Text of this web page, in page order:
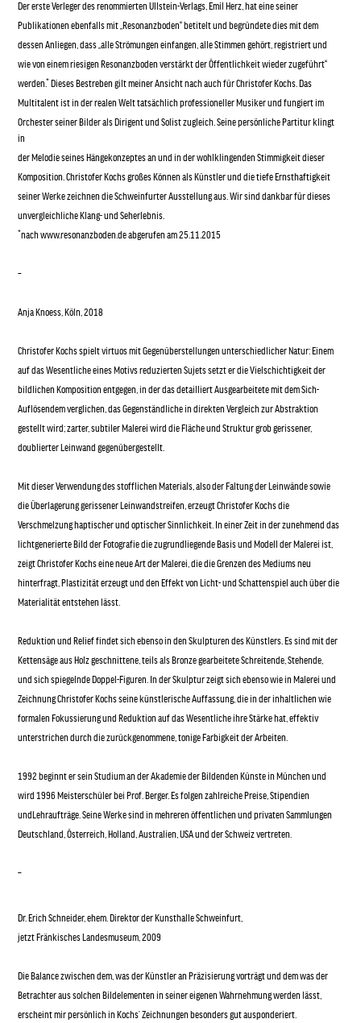
Der erste Verleger des renommierten Ullstein-Verlags, Emil Herz, hat eine seiner
Publikationen ebenfalls mit „Resonanzboden“ betitelt und begründete dies mit dem
dessen Anliegen, dass „alle Strömungen einfangen, alle Stimmen gehört, registriert und
wie von einem riesigen Resonanzboden verstärkt der Öffentlichkeit wieder zugeführt“
werden.* Dieses Bestreben gilt meiner Ansicht nach auch für Christofer Kochs. Das
Multitalent ist in der realen Welt tatsächlich professioneller Musiker und fungiert im
Orchester seiner Bilder als Dirigent und Solist zugleich. Seine persönliche Partitur klingt
in
der Melodie seines Hängekonzeptes an und in der wohlklingenden Stimmigkeit dieser
Komposition. Christofer Kochs großes Können als Künstler und die tiefe Ernsthaftigkeit
seiner Werke zeichnen die Schweinfurter Ausstellung aus. Wir sind dankbar für dieses
unvergleichliche Klang- und Seherlebnis.
*nach www.resonanzboden.de abgerufen am 25.11.2015
–
Anja Knoess, Köln, 2018
Christofer Kochs spielt virtuos mit Gegenüberstellungen unterschiedlicher Natur: Einem
auf das Wesentliche eines Motivs reduzierten Sujets setzt er die Vielschichtigkeit der
bildlichen Komposition entgegen, in der das detailliert Ausgearbeitete mit dem Sich-
Auflösendem verglichen, das Gegenständliche in direkten Vergleich zur Abstraktion
gestellt wird; zarter, subtiler Malerei wird die Fläche und Struktur grob gerissener,
doublierter Leinwand gegenübergestellt.
Mit dieser Verwendung des stofflichen Materials, also der Faltung der Leinwände sowie
die Überlagerung gerissener Leinwandstreifen, erzeugt Christofer Kochs die
Verschmelzung haptischer und optischer Sinnlichkeit. In einer Zeit in der zunehmend das
lichtgenerierte Bild der Fotografie die zugrundliegende Basis und Modell der Malerei ist,
zeigt Christofer Kochs eine neue Art der Malerei, die die Grenzen des Mediums neu
hinterfragt, Plastizität erzeugt und den Effekt von Licht- und Schattenspiel auch über die
Materialität entstehen lässt.
Reduktion und Relief findet sich ebenso in den Skulpturen des Künstlers. Es sind mit der
Kettensäge aus Holz geschnittene, teils als Bronze gearbeitete Schreitende, Stehende,
und sich spiegelnde Doppel-Figuren. In der Skulptur zeigt sich ebenso wie in Malerei und
Zeichnung Christofer Kochs seine künstlerische Auffassung, die in der inhaltlichen wie
formalen Fokussierung und Reduktion auf das Wesentliche ihre Stärke hat, effektiv
unterstrichen durch die zurückgenommene, tonige Farbigkeit der Arbeiten.
1992 beginnt er sein Studium an der Akademie der Bildenden Künste in München und
wird 1996 Meisterschüler bei Prof. Berger. Es folgen zahlreiche Preise, Stipendien
undLehraufträge. Seine Werke sind in mehreren öffentlichen und privaten Sammlungen
Deutschland, Österreich, Holland, Australien, USA und der Schweiz vertreten.
–
Dr. Erich Schneider, ehem. Direktor der Kunsthalle Schweinfurt,
jetzt Fränkisches Landesmuseum, 2009
Die Balance zwischen dem, was der Künstler an Präzisierung vorträgt und dem was der
Betrachter aus solchen Bildelementen in seiner eigenen Wahrnehmung werden lässt,
erscheint mir persönlich in Kochs’ Zeichnungen besonders gut ausponderiert.